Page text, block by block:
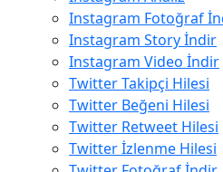
Instagram Fotoğraf
Instagram Story İndir
Instagram Video İndir
Twitter Takipçi Hilesi
Twitter Beğeni Hilesi
Twitter Retweet Hilesi
Twitter İzlenme Hilesi